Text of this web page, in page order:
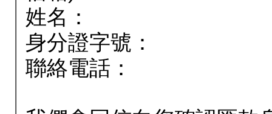
姓名：
身分證字號：
聯絡電話：